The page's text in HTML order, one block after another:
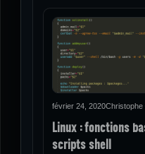
février 24, 2020Christophe
Linux : fonctions
scripts shell